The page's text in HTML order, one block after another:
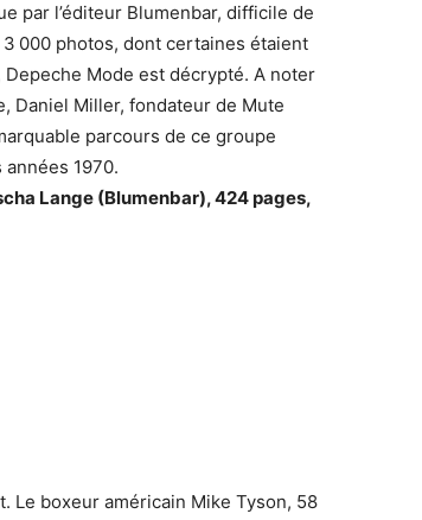
par l’éditeur Blumenbar, difficile de
000 photos, dont certaines étaient
Mode est décrypté. A noter
Daniel Miller, fondateur de Mute
parcours de ce groupe
1970.
Lange (Blumenbar), 424 pages,
Le boxeur américain Mike Tyson, 58